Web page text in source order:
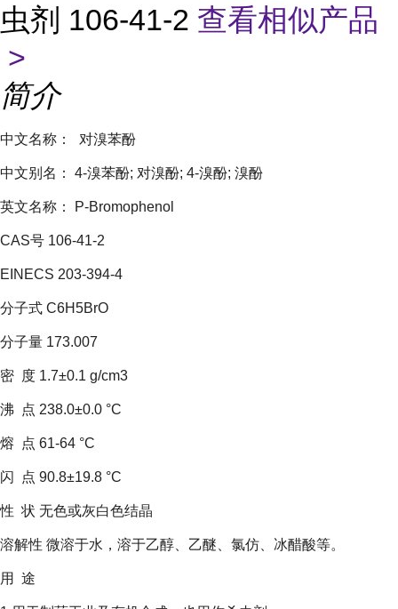
虫剂 106-41-2 查看相似产品
>
简介
中文名称： 对溴苯酚
中文别名： 4-溴苯酚; 对溴酚; 4-溴酚; 溴酚
英文名称： P-Bromophenol
CAS号 106-41-2
EINECS 203-394-4
分子式 C6H5BrO
分子量 173.007
密 度 1.7±0.1 g/cm3
沸 点 238.0±0.0 °C
熔 点 61-64 °C
闪 点 90.8±19.8 °C
性 状 无色或灰白色结晶
溶解性 微溶于水，溶于乙醇、乙醚、氯仿、冰醋酸等。
用 途